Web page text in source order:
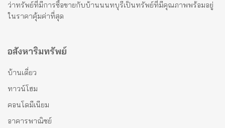
ว่าทรัพย์ที่มีการซื้อขายกับบ้านนนทบุรีเป็นทรัพย์ที่มีคุณภาพพร้อมอยู่
ในราคาคุ้มค่าที่สุด
อสังหาริมทรัพย์
บ้านเดี่ยว
ทาวน์โฮม
คอนโดมีเนียม
อาคารพาณิชย์